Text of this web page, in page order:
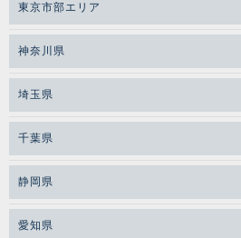
東京市部エリア
神奈川県
埼玉県
千葉県
静岡県
愛知県